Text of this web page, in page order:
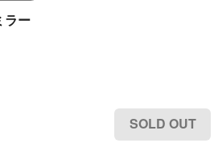
ラー
SOLD OUT